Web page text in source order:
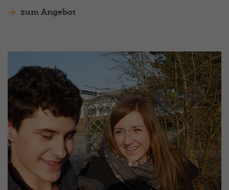
zum Angebot